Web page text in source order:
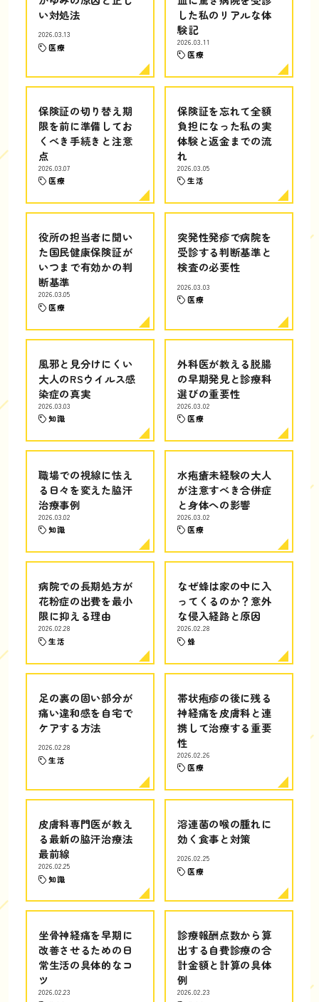
い対処法
2026.03.13
医療
した私のリアルな体
験記
2026.03.11
医療
保険証の切り替え期
限を前に準備してお
くべき手続きと注意
点
2026.03.07
医療
保険証を忘れて全額
負担になった私の実
体験と返金までの流
れ
2026.03.05
生活
役所の担当者に聞い
た国民健康保険証が
いつまで有効かの判
断基準
2026.03.05
医療
突発性発疹で病院を
受診する判断基準と
検査の必要性
2026.03.03
医療
風邪と見分けにくい
大人のRSウイルス感
染症の真実
2026.03.03
知識
外科医が教える脱腸
の早期発見と診療科
選びの重要性
2026.03.02
医療
職場での視線に怯え
る日々を変えた脇汗
治療事例
2026.03.02
知識
水疱瘡未経験の大人
が注意すべき合併症
と身体への影響
2026.03.02
医療
病院での長期処方が
花粉症の出費を最小
限に抑える理由
2026.02.28
生活
なぜ蜂は家の中に入
ってくるのか？意外
な侵入経路と原因
2026.02.28
蜂
足の裏の固い部分が
痛い違和感を自宅で
ケアする方法
2026.02.28
生活
帯状疱疹の後に残る
神経痛を皮膚科と連
携して治療する重要
性
2026.02.26
医療
皮膚科専門医が教え
る最新の脇汗治療法
最前線
2026.02.25
知識
溶連菌の喉の腫れに
効く食事と対策
2026.02.25
医療
坐骨神経痛を早期に
改善させるための日
常生活の具体的なコ
ツ
2026.02.23
診療報酬点数から算
出する自費診療の合
計金額と計算の具体
例
2026.02.23